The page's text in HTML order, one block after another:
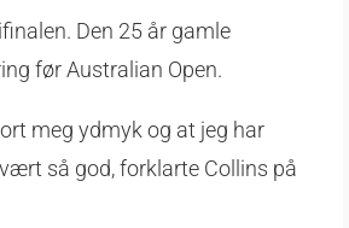
Den 25 år gamle
før Australian Open.
meg ydmyk og at jeg har
så god, forklarte Collins på